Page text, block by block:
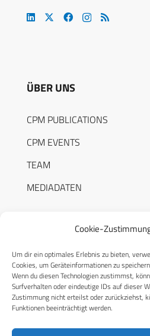
Cookie-
Um dir ein optimales Erlebnis zu bieten,
Cookies, um Geräteinformationen zu
Wenn du diesen Technologien zustimmst,
Surfverhalten oder eindeutige IDs auf dieser
Zustimmung nicht erteilst oder zurückziehst,
Funktionen beeinträchtigt werden.
ÜBER UNS
CPM PUBLICATIONS
CPM EVENTS
TEAM
MEDIADATEN
RECHTLICHES
Datenschutzerklärung
Cookie-Richtlinie (EU)